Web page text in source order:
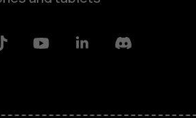
YoutubeLinkedinDiscord